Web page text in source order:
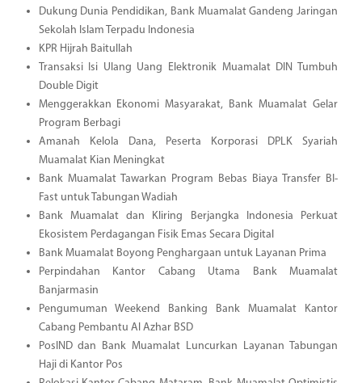
Dukung Dunia Pendidikan, Bank Muamalat Gandeng Jaringan
Sekolah Islam Terpadu Indonesia
KPR Hijrah Baitullah
Transaksi Isi Ulang Uang Elektronik Muamalat DIN Tumbuh
Double Digit
Menggerakkan Ekonomi Masyarakat, Bank Muamalat Gelar
Program Berbagi
Amanah Kelola Dana, Peserta Korporasi DPLK Syariah
Muamalat Kian Meningkat
Bank Muamalat Tawarkan Program Bebas Biaya Transfer BI-
Fast untuk Tabungan Wadiah
Bank Muamalat dan Kliring Berjangka Indonesia Perkuat
Ekosistem Perdagangan Fisik Emas Secara Digital
Bank Muamalat Boyong Penghargaan untuk Layanan Prima
Perpindahan Kantor Cabang Utama Bank Muamalat
Banjarmasin
Pengumuman Weekend Banking Bank Muamalat Kantor
Cabang Pembantu Al Azhar BSD
PosIND dan Bank Muamalat Luncurkan Layanan Tabungan
Haji di Kantor Pos